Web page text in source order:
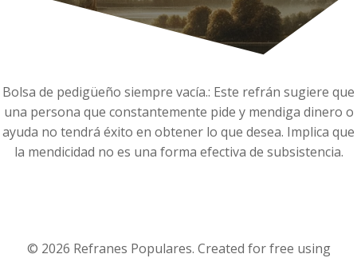
Bolsa de pedigüeño siempre vacía.: Este refrán sugiere que
una persona que constantemente pide y mendiga dinero o
ayuda no tendrá éxito en obtener lo que desea. Implica que
la mendicidad no es una forma efectiva de subsistencia.
© 2026 Refranes Populares. Created for free using